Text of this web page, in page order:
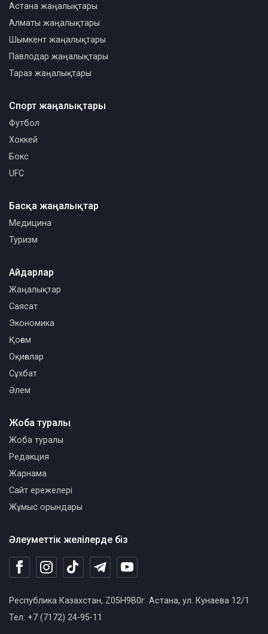
Астана жаңалықтары
Алматы жаңалықтары
Шымкент жаңалықтары
Павлодар жаңалықтары
Тараз жаңалықтары
Спорт жаңалықтары
Футбол
Хоккей
Бокс
UFC
Басқа жаңалықтар
Медицина
Туризм
Әлеуметтік желілерде біз
Республика Казахстан, Z05H9B0г. Астана, ул. Кунаева 12/1
Тел: +7 (7172) 24-95-11
Айдарлар
Жаңалықтар
Саясат
Экономика
Қоғам
Оқиғалар
Сұхбат
Әлем
Жоба туралы
Жоба туралы
Редакция
Жарнама
Сайт ережелері
Жұмыс орындары